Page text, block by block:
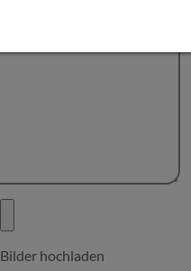
Bilder hochladen